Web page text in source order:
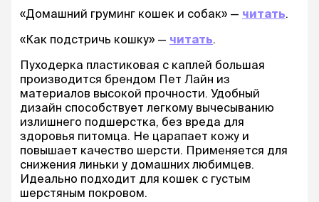
«Домашний груминг кошек и собак» — читать.
«Как подстричь кошку» — читать.
Пуходерка пластиковая с каплей большая
производится брендом Пет Лайн из
материалов высокой прочности. Удобный
дизайн способствует легкому вычесыванию
излишнего подшерстка, без вреда для
здоровья питомца. Не царапает кожу и
повышает качество шерсти. Применяется для
снижения линьки у домашних любимцев.
Идеально подходит для кошек с густым
шерстяным покровом.